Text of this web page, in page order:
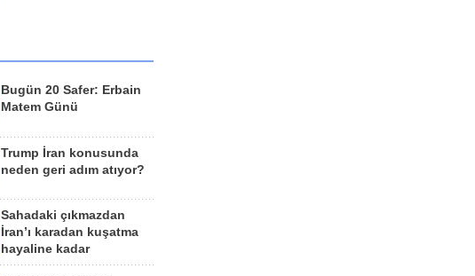
Bugün 20 Safer: Erbain
Matem Günü
Trump İran konusunda
neden geri adım atıyor?
Sahadaki çıkmazdan
İran’ı karadan kuşatma
hayaline kadar